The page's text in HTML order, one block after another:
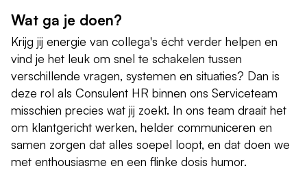
Wat ga je doen?
Krijg jij energie van collega's écht verder helpen en
vind je het leuk om snel te schakelen tussen
verschillende vragen, systemen en situaties? Dan is
deze rol als Consulent HR binnen ons Serviceteam
misschien precies wat jij zoekt. In ons team draait het
om klantgericht werken, helder communiceren en
samen zorgen dat alles soepel loopt, en dat doen we
met enthousiasme en een flinke dosis humor.